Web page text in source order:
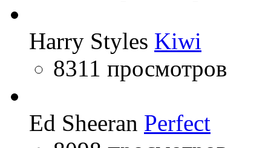
Harry Styles Kiwi
8311 просмотров
Ed Sheeran Perfect